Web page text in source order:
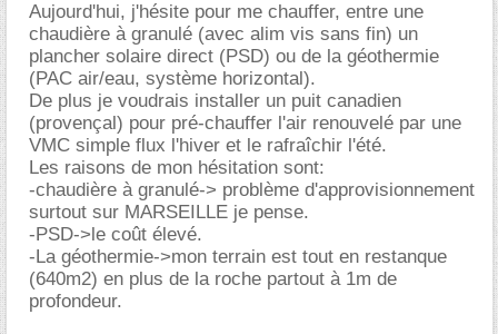
Aujourd'hui, j'hésite pour me chauffer, entre une
chaudière à granulé (avec alim vis sans fin) un
plancher solaire direct (PSD) ou de la géothermie
(PAC air/eau, système horizontal).
De plus je voudrais installer un puit canadien
(provençal) pour pré-chauffer l'air renouvelé par une
VMC simple flux l'hiver et le rafraîchir l'été.
Les raisons de mon hésitation sont:
-chaudière à granulé-> problème d'approvisionnement
surtout sur MARSEILLE je pense.
-PSD->le coût élevé.
-La géothermie->mon terrain est tout en restanque
(640m2) en plus de la roche partout à 1m de
profondeur.